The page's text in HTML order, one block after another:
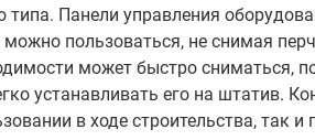
Панели управления
пользоваться, не снимая
может быстро сниматься,
устанавливать его на штатив.
в ходе строительства, так